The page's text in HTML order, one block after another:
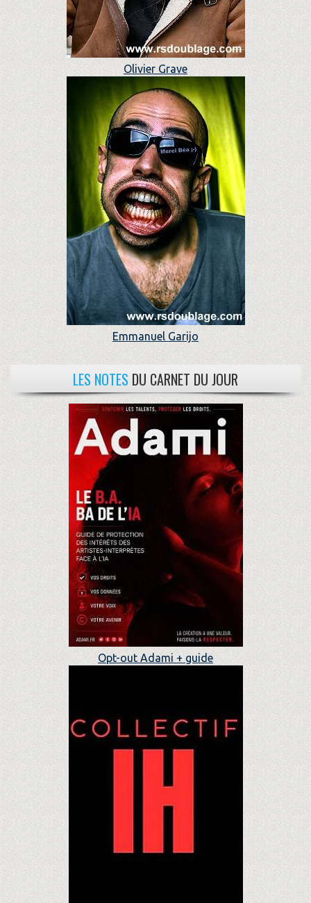
Olivier Grave
Emmanuel Garijo
LES NOTES DU CARNET DU JOUR
Opt-out Adami + guide